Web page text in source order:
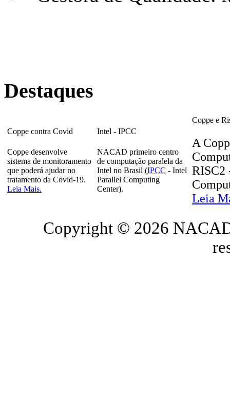
Destaques
Coppe contra Covid
Coppe desenvolve
sistema de monitoramento
que poderá ajudar no
tratamento da Covid-19.
Leia Mais.
Intel - IPCC
NACAD primeiro centro
de computação paralela da
Intel no Brasil (IPCC - Intel
Parallel Computing
Center).
Coppe e
A
RISC2
Leia
Copyright © 2026